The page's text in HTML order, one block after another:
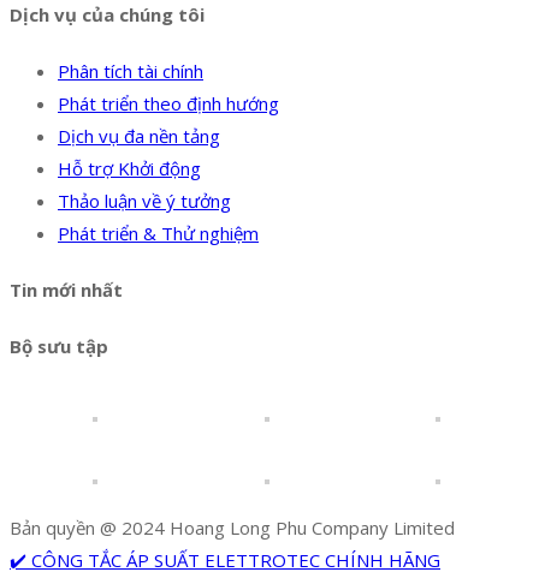
Dịch vụ của chúng tôi
Phân tích tài chính
Phát triển theo định hướng
Dịch vụ đa nền tảng
Hỗ trợ Khởi động
Thảo luận về ý tưởng
Phát triển & Thử nghiệm
Tin mới nhất
Bộ sưu tập
Bản quyền @ 2024 Hoang Long Phu Company Limited
✔️ CÔNG TẮC ÁP SUẤT ELETTROTEC CHÍNH HÃNG